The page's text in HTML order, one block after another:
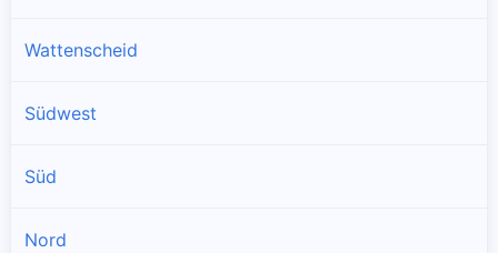
Wattenscheid
Südwest
Süd
Nord